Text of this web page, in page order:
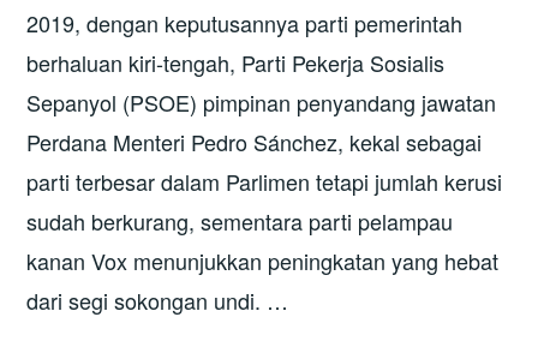
2019, dengan keputusannya parti pemerintah
berhaluan kiri-tengah, Parti Pekerja Sosialis
Sepanyol (PSOE) pimpinan penyandang jawatan
Perdana Menteri Pedro Sánchez, kekal sebagai
parti terbesar dalam Parlimen tetapi jumlah kerusi
sudah berkurang, sementara parti pelampau
kanan Vox menunjukkan peningkatan yang hebat
dari segi sokongan undi. …